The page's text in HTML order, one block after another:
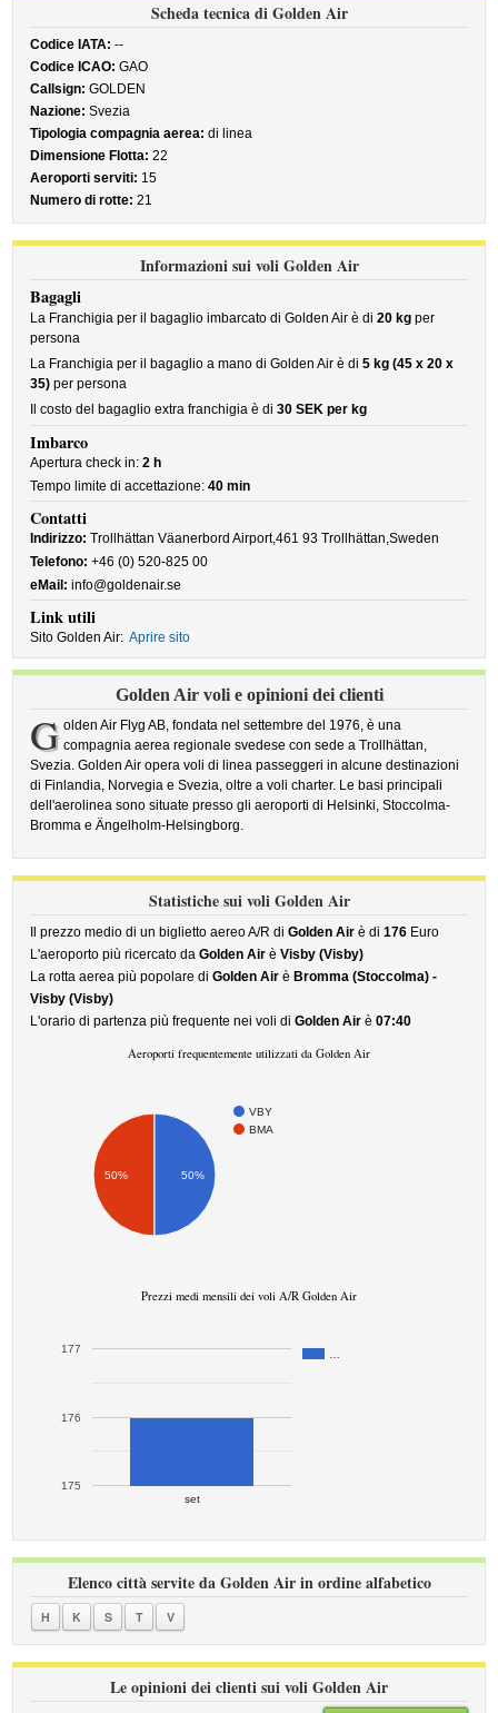
Scheda tecnica di Golden Air
Codice IATA: --
Codice ICAO: GAO
Callsign: GOLDEN
Nazione: Svezia
Tipologia compagnia aerea: di linea
Dimensione Flotta: 22
Aeroporti serviti: 15
Numero di rotte: 21
Informazioni sui voli Golden Air
Bagagli
La Franchigia per il bagaglio imbarcato di Golden Air è di20 kg per
persona
La Franchigia per il bagaglio a mano di Golden Air è di5 kg (45 x 20 x
35) per persona
Il costo del bagaglio extra franchigia è di30 SEK per kg
Imbarco
Apertura check in:2 h
Tempo limite di accettazione:40 min
Contatti
Indirizzo: Trollhättan Väanerbord Airport,461 93 Trollhättan,Sweden
Telefono: +46 (0) 520-825 00
eMail: info@goldenair.se
Link utili
Sito Golden Air: Aprire sito
Golden Air voli e opinioni dei clienti
G olden Air Flyg AB, fondata nel settembre del 1976, è una
compagnia aerea regionale svedese con sede a Trollhättan,
Svezia. Golden Air opera voli di linea passeggeri in alcune destinazioni
di Finlandia, Norvegia e Svezia, oltre a voli charter. Le basi principali
dell'aerolinea sono situate presso gli aeroporti di Helsinki, Stoccolma-
Bromma e Ängelholm-Helsingborg.
Statistiche sui voli Golden Air
Il prezzo medio di un biglietto aereo A/R diGolden Air è di176 Euro
L'aeroporto più ricercato daGolden Air èVisby (Visby)
La rotta aerea più popolare diGolden Air è Bromma (Stoccolma) -
Visby (Visby)
L'orario di partenza più frequente nei voli diGolden Air è07:40
Aeroporti frequentemente utilizzati da Golden Air
VBY
BMA
50% 50%
Prezzi medi mensili dei voli A/R Golden Air
set
175
176
177
Elenco città servite da Golden Air in ordine alfabetico
H K S T V
Le opinioni dei clienti sui voli Golden Air